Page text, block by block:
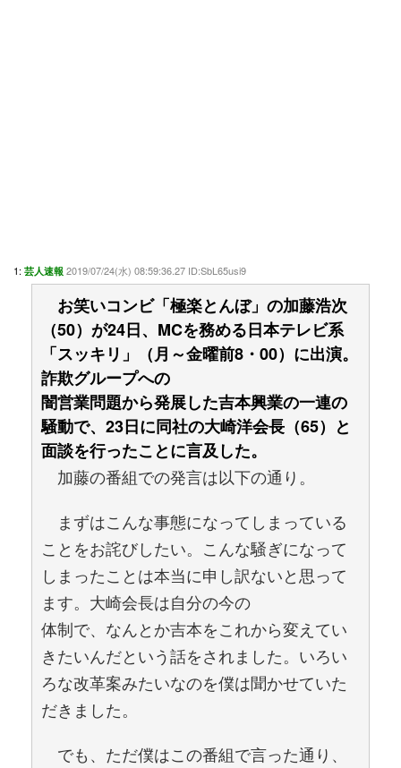
1: 芸人速報 2019/07/24(水) 08:59:36.27 ID:SbL65usi9
お笑いコンビ「極楽とんぼ」の加藤浩次
（50）が24日、MCを務める日本テレビ系
「スッキリ」（月～金曜前8・00）に出演。
詐欺グループへの
闇営業問題から発展した吉本興業の一連の
騒動で、23日に同社の大崎洋会長（65）と
面談を行ったことに言及した。
加藤の番組での発言は以下の通り。
まずはこんな事態になってしまっている
ことをお詫びしたい。こんな騒ぎになって
しまったことは本当に申し訳ないと思って
ます。大崎会長は自分の今の
体制で、なんとか吉本をこれから変えてい
きたいんだという話をされました。いろい
ろな改革案みたいなのを僕は聞かせていた
だきました。
でも、ただ僕はこの番組で言った通り、